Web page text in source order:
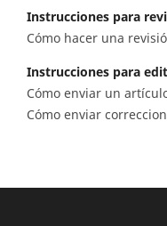
Instrucciones para
Cómo hacer una
Instrucciones para
Cómo enviar un
Cómo enviar